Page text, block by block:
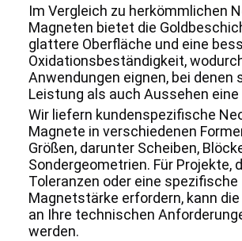
Im Vergleich zu herkömmlichen
Magneten bietet die
glattere Oberfläche und eine
Oxidationsbeständigkeit,
Anwendungen eignen, bei denen
Leistung als auch Aussehen eine
Wir liefern kundenspezifische
Magnete in verschiedenen
Größen, darunter Scheiben,
Sondergeometrien. Für Projekte,
Toleranzen oder eine spezifische
Magnetstärke erfordern, kann
an Ihre technischen
werden.